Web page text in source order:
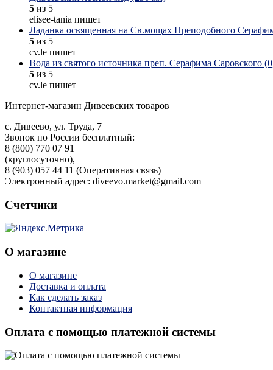
5 из 5
elisee-tania пишет
Ладанка освященная на Св.мощах Преподобного
5 из 5
cv.le пишет
Вода из святого источника преп. Серафима Саровского
5 из 5
cv.le пишет
Интернет-магазин Дивеевских товаров
с. Дивеево, ул. Труда, 7
Звонок по России бесплатный:
8 (800) 770 07 91
(круглосуточно),
8 (903) 057 44 11 (Оперативная связь)
Электронный адрес: diveevo.market@gmail.com
Счетчики
О магазине
О магазине
Доставка и оплата
Как сделать заказ
Контактная информация
Оплата с помощью платежной системы